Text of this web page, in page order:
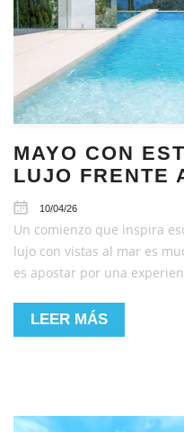
MAYO CON
LUJO FRENTE
10/04/26
Un comienzo que inspira
lujo con vistas al mar es
es apostar por una
LEER MÁS